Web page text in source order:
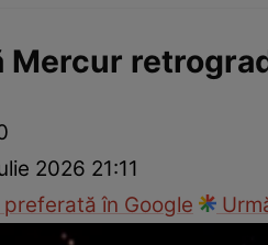
Mercur
2026 21:11
în Google